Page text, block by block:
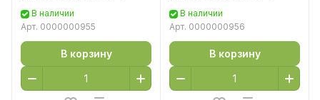
В наличии
Арт. 0000000955
В корзину
В наличии
Арт. 0000000956
В корзину